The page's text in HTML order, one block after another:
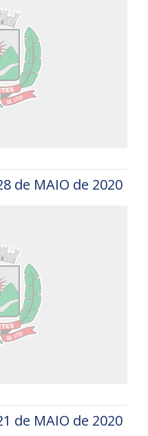
de MAIO de 2020
de MAIO de 2020